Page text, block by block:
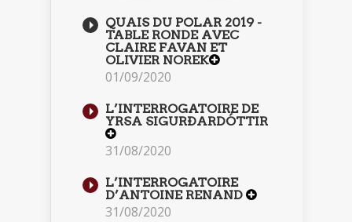
QUAIS DU POLAR 2019 -
TABLE RONDE AVEC
CLAIRE FAVAN ET
OLIVIER NOREK
01/09/2020
L’INTERROGATOIRE DE
YRSA SIGURÐARDÓTTIR
31/08/2020
L’INTERROGATOIRE
D’ANTOINE RENAND
31/08/2020